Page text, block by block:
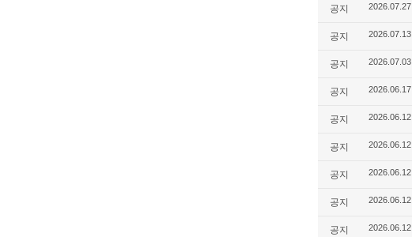
공지 2026.07.27
공지 2026.07.13
공지 2026.07.03
공지 2026.06.17
공지 2026.06.12
공지 2026.06.12
공지 2026.06.12
공지 2026.06.12
공지 2026.06.12